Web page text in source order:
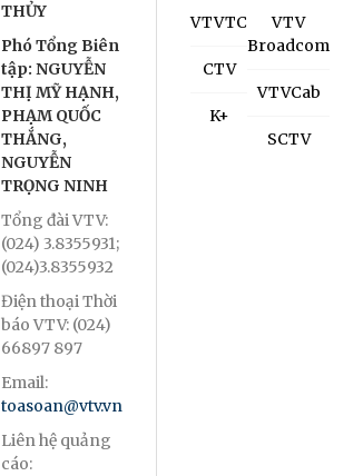
THỦY
Phó Tổng Biên
tập: NGUYỄN
THỊ MỸ HẠNH,
PHẠM QUỐC
THẮNG,
NGUYỄN
TRỌNG NINH
Tổng đài VTV:
(024) 3.8355931;
(024)3.8355932
Điện thoại Thời
báo VTV: (024)
66897 897
Email:
toasoan@vtv.vn
Liên hệ quảng
cáo:
VTVTC
CTV
K+
VTV
Broadcom
VTVCab
SCTV